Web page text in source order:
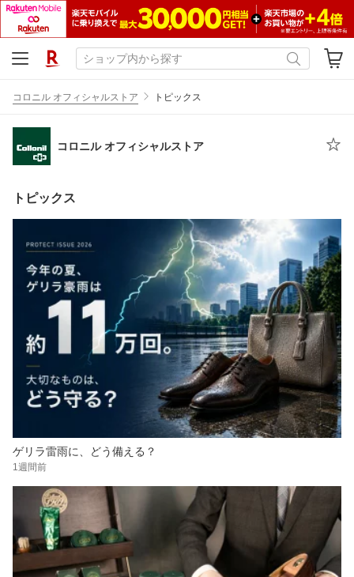
コロニル オフィシャルストア トピックス
コロニル オフィシャルストア
トピックス
ゲリラ雷雨に、どう備える？
1週間前